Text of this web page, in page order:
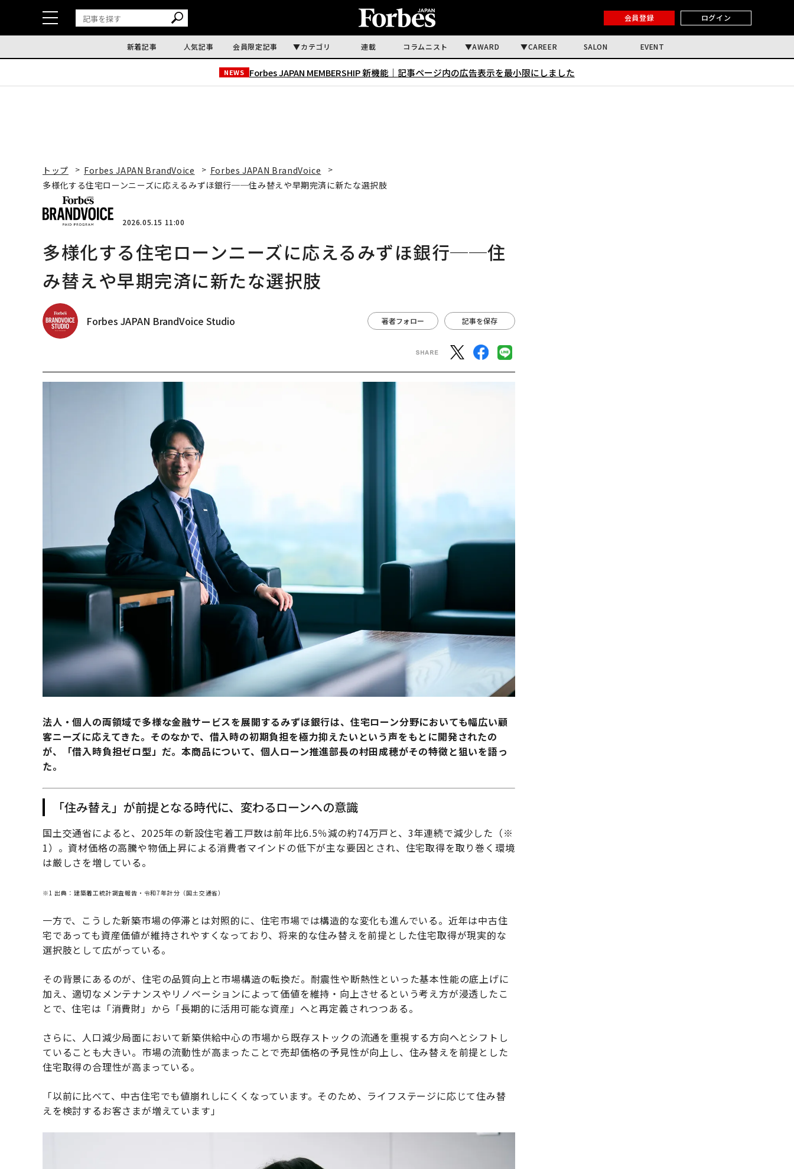
会員登録 ログイン
新着記事 人気記事 会員限定記事 カテゴリ 連載 コラムニスト AWARD CAREER SALON EVENT
NEWS Forbes JAPAN MEMBERSHIP 新機能｜ 記事ページ内の広告表示を最小限にしました
トップ Forbes JAPAN BrandVoice
Forbes JAPAN BrandVoice
多様化する住宅ローンニーズに応えるみずほ銀行──住み替えや早期完済に新たな選択肢
2026.05.15 11:00
多様化する住宅ローンニーズに応えるみずほ銀行──住
み替えや早期完済に新たな選択肢
Forbes JAPAN BrandVoice Studio 著者フォロー 記事を保存
法人・個人の両領域で多様な金融サービスを展開するみずほ銀行は、住宅ローン分野においても幅広い顧
客ニーズに応えてきた。そのなかで、借入時の初期負担を極力抑えたいという声をもとに開発されたの
が、「借入時負担ゼロ型」だ。本商品について、個人ローン推進部長の村田成穂がその特徴と狙いを語っ
た。
「住み替え」が前提となる時代に、変わるローンへの意識
国土交通省によると、2025年の新設住宅着工戸数は前年比6.5％減の約74万戸と、3年連続で減少した（※
1）。資材価格の高騰や物価上昇による消費者マインドの低下が主な要因とされ、住宅取得を取り巻く環境
は厳しさを増している。
※1 出典：建築着工統計調査報告・令和7年計分（国土交通省）
一方で、こうした新築市場の停滞とは対照的に、住宅市場では構造的な変化も進んでいる。近年は中古住
宅であっても資産価値が維持されやすくなっており、将来的な住み替えを前提とした住宅取得が現実的な
選択肢として広がっている。
その背景にあるのが、住宅の品質向上と市場構造の転換だ。耐震性や断熱性といった基本性能の底上げに
加え、適切なメンテナンスやリノベーションによって価値を維持・向上させるという考え方が浸透したこ
とで、住宅は「消費財」から「長期的に活用可能な資産」へと再定義されつつある。
さらに、人口減少局面において新築供給中心の市場から既存ストックの流通を重視する方向へとシフトし
ていることも大きい。市場の流動性が高まったことで売却価格の予見性が向上し、住み替えを前提とした
住宅取得の合理性が高まっている。
「以前に比べて、中古住宅でも値崩れしにくくなっています。そのため、ライフステージに応じて住み替
えを検討するお客さまが増えています」